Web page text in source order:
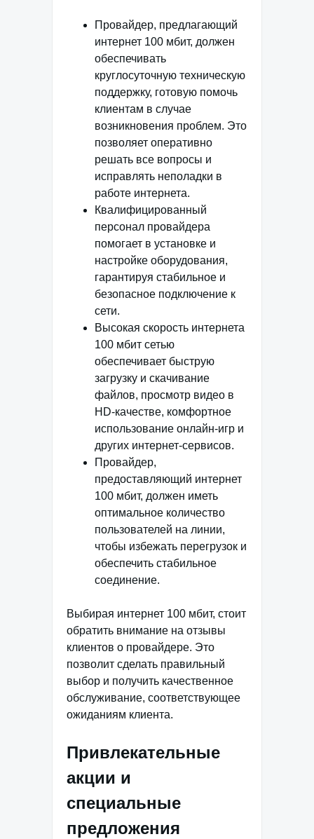
Провайдер, предлагающий
интернет 100 мбит, должен
обеспечивать
круглосуточную техническую
поддержку, готовую помочь
клиентам в случае
возникновения проблем. Это
позволяет оперативно
решать все вопросы и
исправлять неполадки в
работе интернета.
Квалифицированный
персонал провайдера
помогает в установке и
настройке оборудования,
гарантируя стабильное и
безопасное подключение к
сети.
Высокая скорость интернета
100 мбит сетью
обеспечивает быструю
загрузку и скачивание
файлов, просмотр видео в
HD-качестве, комфортное
использование онлайн-игр и
других интернет-сервисов.
Провайдер,
предоставляющий интернет
100 мбит, должен иметь
оптимальное количество
пользователей на линии,
чтобы избежать перегрузок и
обеспечить стабильное
соединение.
Выбирая интернет 100 мбит, стоит
обратить внимание на отзывы
клиентов о провайдере. Это
позволит сделать правильный
выбор и получить качественное
обслуживание, соответствующее
ожиданиям клиента.
Привлекательные
акции и
специальные
предложения